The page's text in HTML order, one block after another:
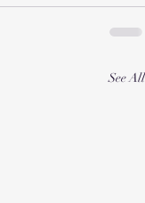
See All